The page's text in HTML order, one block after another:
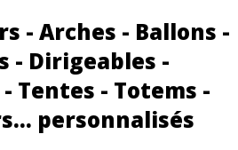
- Arches - Ballons -
- Dirigeables -
Tentes - Totems -
personnalisés